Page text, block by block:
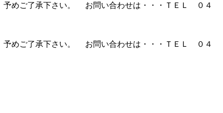
予めご了承下さい。 お問い合わせは・・・ＴＥＬ ０４
予めご了承下さい。 お問い合わせは・・・ＴＥＬ ０４